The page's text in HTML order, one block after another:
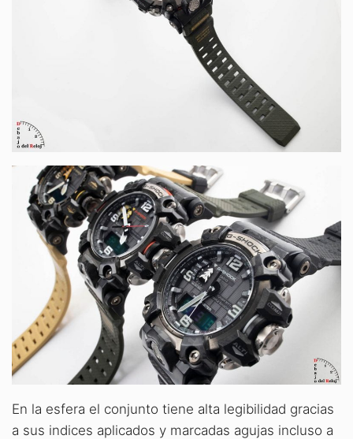
En la esfera el conjunto tiene alta legibilidad gracias
a sus indices aplicados y marcadas agujas incluso a